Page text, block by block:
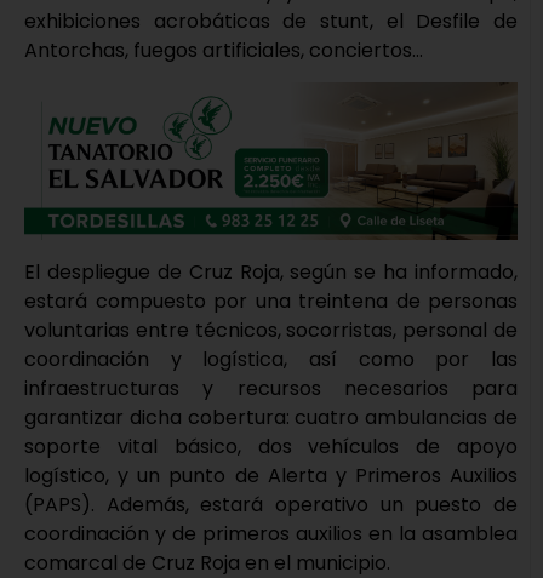
exhibiciones acrobáticas de stunt, el Desfile de
Antorchas, fuegos artificiales, conciertos…
El despliegue de Cruz Roja, según se ha informado,
estará compuesto por una treintena de personas
voluntarias entre técnicos, socorristas, personal de
coordinación y logística, así como por las
infraestructuras y recursos necesarios para
garantizar dicha cobertura: cuatro ambulancias de
soporte vital básico, dos vehículos de apoyo
logístico, y un punto de Alerta y Primeros Auxilios
(PAPS). Además, estará operativo un puesto de
coordinación y de primeros auxilios en la asamblea
comarcal de Cruz Roja en el municipio.